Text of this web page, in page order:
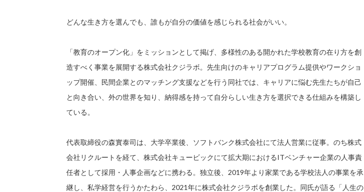
どんな生き方を選んでも、誰もが自分の価値を感じられる社会がいい。
「教育のオープン化」をミッションとして掲げ、多様性のある開かれた学校教育の在り方を創
造すべく事業を展開する株式会社クジラボ。先生向けのキャリアプログラム提供やワークショ
ップ開催、民間企業とのマッチング支援などを行う同社では、キャリアに悩む先生たちが自己
と向き合い、外の世界を知り、納得感を持って自分らしい生き方を選択できる仕組みを構築し
ている。
代表取締役の森實泰司は、大学卒業後、ソフトバンク株式会社にて法人営業に従事。のち株式
会社リクルートを経て、株式会社キュービックにて拡大期におけるITベンチャー企業の人事責
任者として採用・人事企画などに携わる。独立後、2019年より家業である学校法人の事業を承
継し、私学経営を行うかたわら、2021年に株式会社クジラボを創業した。同氏が語る「人生の